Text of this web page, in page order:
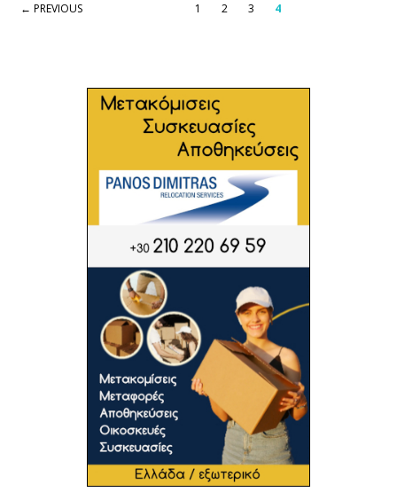
← PREVIOUS 1 2 3 4